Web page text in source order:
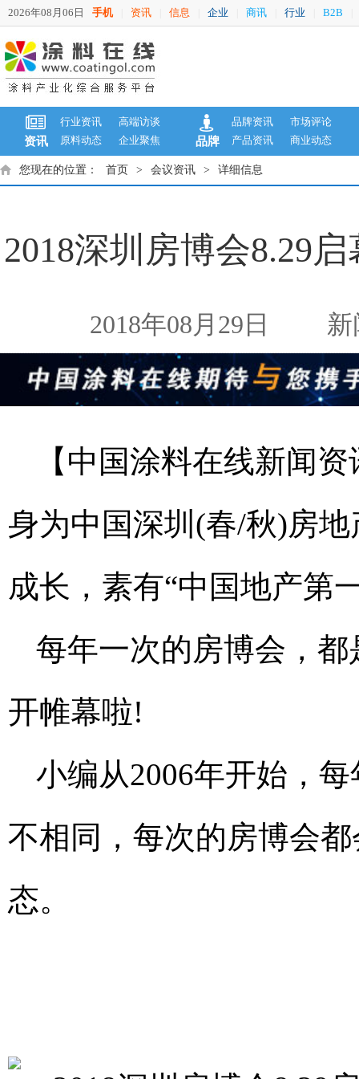
2026年08月06日 手机 资讯 信息 企业 商讯 行业 B2B
资讯
行业资讯
高端访谈
原料动态
企业聚焦 品牌
品牌资讯
市场评论
产品资讯
商业动态
您现在的位置： 首页 > 会议资讯 > 详细信息
2018深圳房博会8.29
2018年08月29日 新
【中国涂料在线新闻
身为中国深圳(春/秋)房
成长，素有“中国地产第
每年一次的房博会，
开帷幕啦!
小编从2006年开始，
不相同，每次的房博会
态。